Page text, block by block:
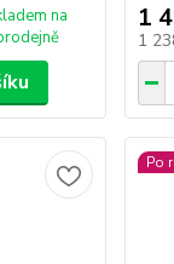
na
1
1
Po